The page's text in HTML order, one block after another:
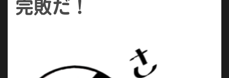
完敗だ！